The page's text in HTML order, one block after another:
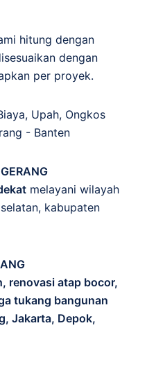
hitung dengan
dengan
per proyek.
, Upah, Ongkos
- Banten
melayani wilayah
kabupaten
renovasi atap bocor,
tukang bangunan
Jakarta, Depok,